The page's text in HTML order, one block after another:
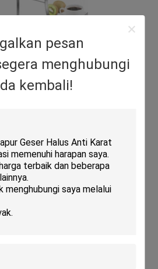
pesan
menghubungi
kembali!
sehari-hari yang sempurna di dapur,
dll—Bagus untuk hiburan di ruang
dalam/luar ruangan — Potongan
dan tradisional